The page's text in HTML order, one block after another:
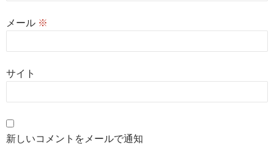
メール ※
サイト
新しいコメントをメールで通知